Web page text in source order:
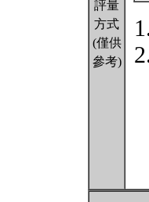
評量
方式
(僅供
參考)